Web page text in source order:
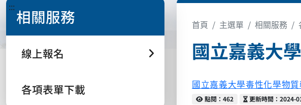
::: 相關服務
線上報名
各項表單下載
首頁 主選單 相關服務
國立嘉義大
國立嘉義大學毒性化學物
點閱
點閱：462 更新時間
更新時間：2024-